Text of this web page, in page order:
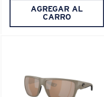
AGREGAR AL
CARRO